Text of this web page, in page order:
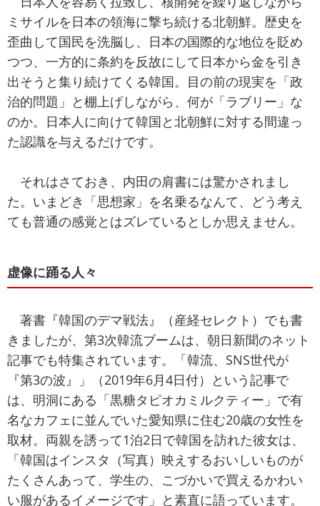
ミサイルを日本の領海に撃ち続ける北朝鮮。歴史を
歪曲して国民を洗脳し、日本の国際的な地位を貶め
つつ、一方的に条約を反故にして日本から金を引き
出そうと集り続けてくる韓国。目の前の現実を「政
治的問題」と棚上げしながら、何が「ラブリー」な
のか。日本人に向けて韓国と北朝鮮に対する間違っ
た認識を与えるだけです。
それはさておき、内田の肩書には驚かされまし
た。いまどき「思想家」を名乗るなんて、どう考え
ても普通の感覚とはズレているとしか思えません。
虚像に踊る人々
著書『韓国のデマ戦法』（産経セレクト）でも書
きましたが、第3次韓流ブームは、朝日新聞のネット
記事でも特集されています。「韓流、SNS世代が
『第3の波』」（2019年6月4日付）という記事で
は、明洞にある「黒糖タピオカミルクティー」で有
名なカフェに並んでいた愛知県に住む20歳の女性を
取材。両親を誘って1泊2日で韓国を訪れた彼女は、
「韓国はインスタ（写真）映えするおいしいものが
たくさんあって、学生の、こづかいで買えるかわい
い服があるイメージです」と素直に語っています。